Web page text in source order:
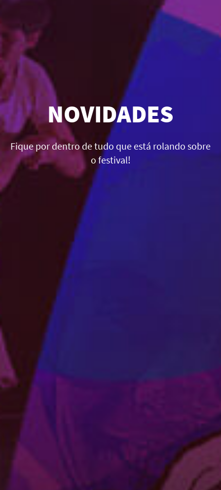
NOVIDADES
Fique por dentro de tudo que está rolando sobre
o festival!